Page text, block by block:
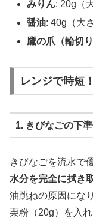
みりん: 20g（
醤油: 40g（大
鷹の爪（輪切り
レンジで時短
1. きびなごの下
きびなごを流水で
水分を完全に拭き
油跳ねの原因にな
栗粉（20g）を入